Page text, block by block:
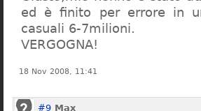
ed è finito per errore in
casuali 6-7milioni.
VERGOGNA!
18 Nov 2008, 11:41
#9 Max